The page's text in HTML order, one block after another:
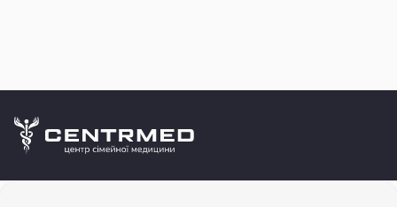
CENTRMED: Задай питання лікарю онлайн